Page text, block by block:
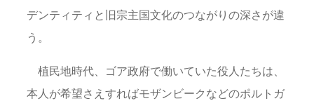
デンティティと旧宗主国文化のつながりの深さが違
う。
植民地時代、ゴア政府で働いていた役人たちは、
本人が希望さえすればモザンビークなどのポルトガ